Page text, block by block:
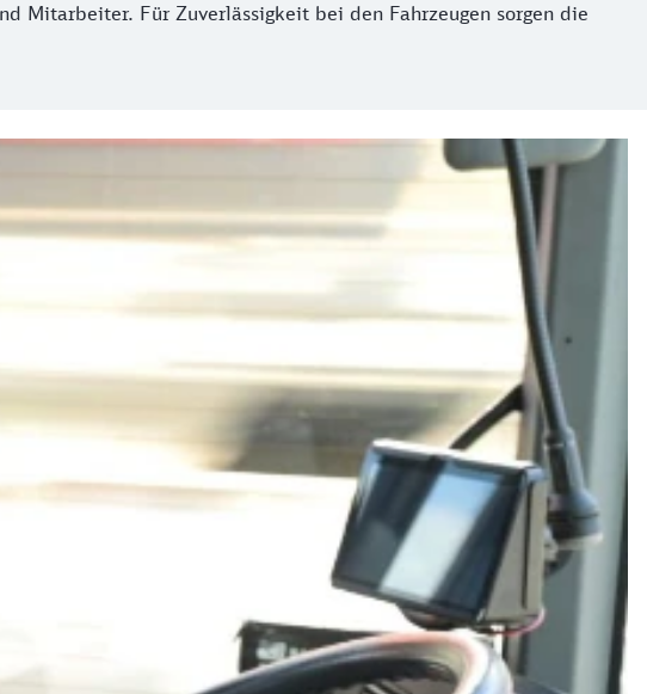
Mitarbeiter. Für Zuverlässigkeit bei den Fahrzeugen sorgen die